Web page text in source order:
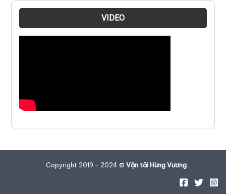
VIDEO
Copyright 2019 - 2024 © Vận tải Hùng Vương.